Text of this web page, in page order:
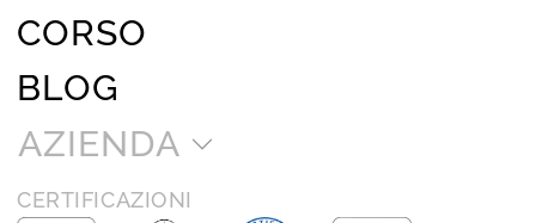
CORSO
BLOG
AZIENDA
CERTIFICAZIONI